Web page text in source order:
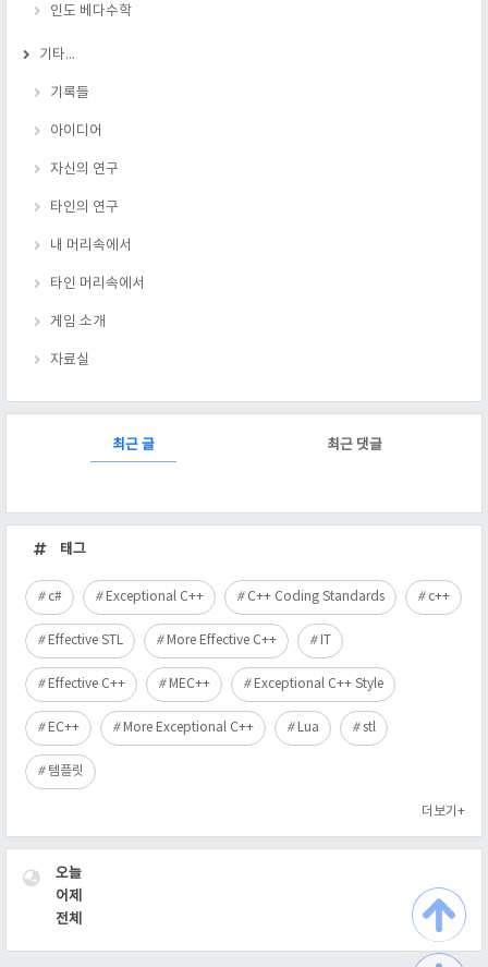
인도 베다수학
기타...
기록들
아이디어
자신의 연구
타인의 연구
내 머리속에서
타인 머리속에서
게임 소개
자료실
최근 글 최근 댓글
근
글
태그
c# Exceptional C++ C++ Coding Standards c++
Effective STL More Effective C++ IT
Effective C++ MEC++ Exceptional C++ Style
EC++ More Exceptional C++ Lua stl
템플릿
더보기+
VISITOR
오늘
어제
전체